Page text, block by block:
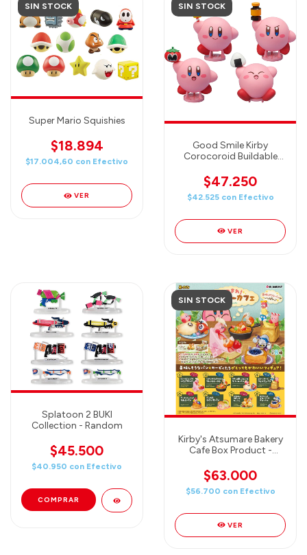
SIN STOCK
Super Mario Squishies
$18.894
$17.004,60 con Efectivo
VER
SIN STOCK
Good Smile Kirby
Corocoroid Buildable
cm) Figura Random (hay
4 modelos en total)
$47.250
$42.525 con Efectivo
VER
Splatoon 2 BUKI
Collection - Random
$45.500
$40.950 con Efectivo
SIN STOCK
Kirby's Atsumare Bakery
Cafe Box Product -
Random)
$63.000
$56.700 con Efectivo
VER